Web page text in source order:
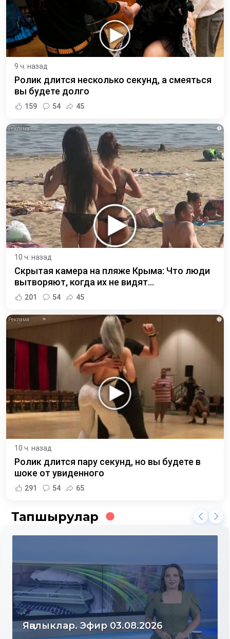
9 ч. назад
Ролик длится несколько секунд, а смеяться
вы будете долго
159 54 45
i
10 ч. назад
Скрытая камера на пляже Крыма: Что люди
вытворяют, когда их не видят...
201 54 45
i
10 ч. назад
Ролик длится пару секунд, но вы будете в
шоке от увиденного
291 54 65
Тапшырулар
Яңалыклар. Эфир 03.08.2026